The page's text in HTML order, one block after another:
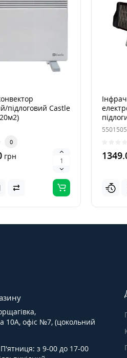
підлоговий Castle
0
грн
(10м2)
10А, офіс №7, (цокольний
з 9-00 до 17-00